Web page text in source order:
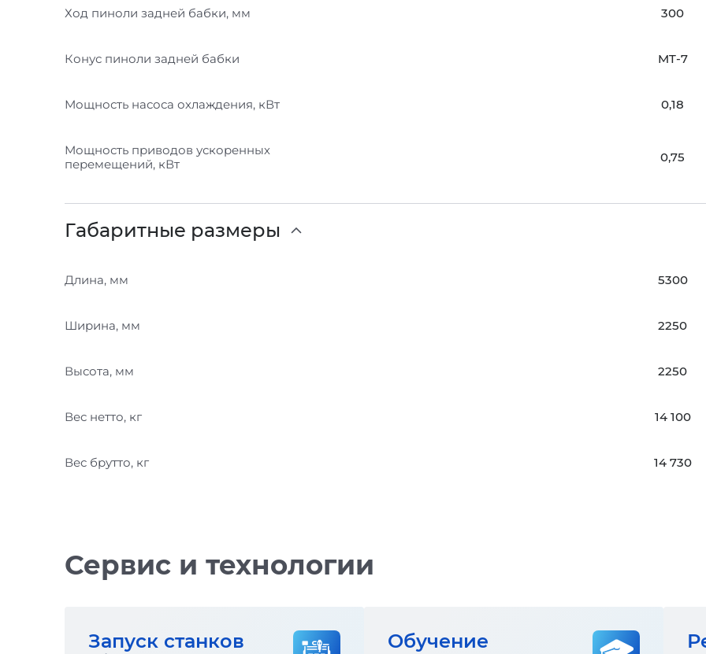
Ход пиноли задней бабки, мм 300
Конус пиноли задней бабки MT-7
Мощность насоса охлаждения, кВт 0,18
Мощность приводов ускоренных
перемещений, кВт
0,75
Габаритные размеры
Длина, мм 5300
Ширина, мм 2250
Высота, мм 2250
Вес нетто, кг 14 100
Вес брутто, кг 14 730
Сервис и технологии
Запуск станков
Обучение